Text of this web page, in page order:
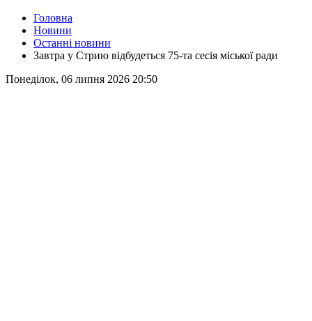
Головна
Новини
Останні новини
Завтра у Стрию відбудеться 75-та сесія міської ради
Понеділок, 06 липня 2026 20:50